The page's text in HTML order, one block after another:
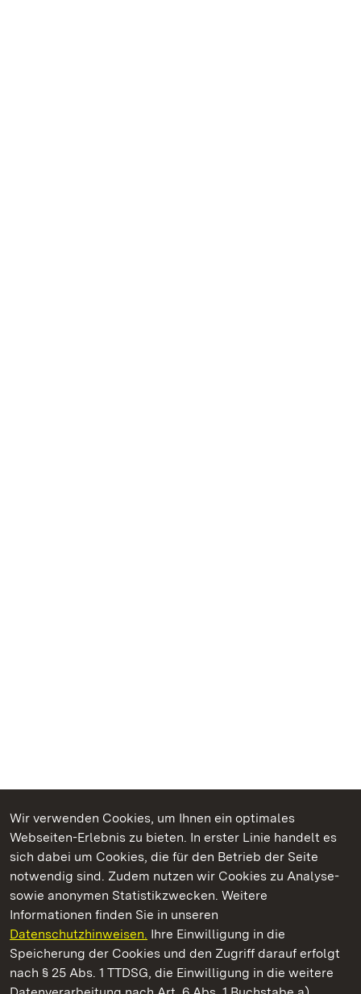
Wir verwenden Cookies, um Ihnen ein optimales
Webseiten-Erlebnis zu bieten. In erster Linie handelt es
sich dabei um Cookies, die für den Betrieb der Seite
notwendig sind. Zudem nutzen wir Cookies zu Analyse-
sowie anonymen Statistikzwecken. Weitere
Informationen finden Sie in unseren
Datenschutzhinweisen. Ihre Einwilligung in die
Speicherung der Cookies und den Zugriff darauf erfolgt
nach § 25 Abs. 1 TTDSG, die Einwilligung in die weitere
Kommen. Staunen. Genießen.
Staatliche Schlösser und Gärten Baden‑Württemberg
Staatliche Schlösser und Gärten Baden-Württemberg